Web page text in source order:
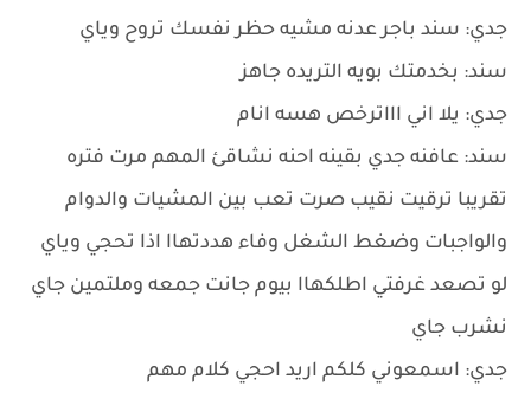
جدي: سند باجر عدنه مشيه حظر نفسك تروح وياي
سند: بخدمتك بويه التريده جاهز
جدي: يلا اني اااترخص هسه انام
سند: عافنه جدي بقينه احنه نشاقئ المهم مرت فتره
تقريبا ترقيت نقيب صرت تعب بين المشيات والدوام
والواجبات وضغط الشغل وفاء هددتهاا اذا تحجي وياي
لو تصعد غرفتي اطلكهاا بيوم جانت جمعه وملتمين جاي
نشرب جاي
جدي: اسمعوني كلكم اريد احجي كلام مهم